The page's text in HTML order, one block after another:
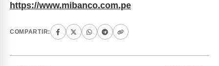
https://www.mibanco.com.pe
COMPARTIR: